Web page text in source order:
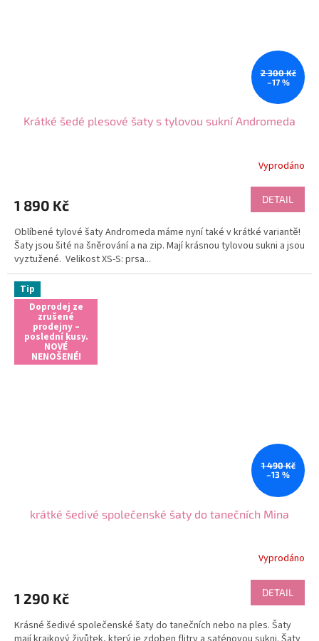
2 300 Kč
–17 %
Krátké šedé plesové šaty s tylovou sukní Andromeda
Vyprodáno
1 890 Kč DETAIL
Oblíbené tylové šaty Andromeda máme nyní také v krátké variantě!
Šaty jsou šité na šněrování a na zip. Mají krásnou tylovou sukni a jsou
vyztužené. Velikost XS-S: prsa...
Tip
Doprodej ze
zrušené
prodejny –
poslední kusy.
NOVÉ
NENOŠENÉ!
1 490 Kč
–13 %
krátké šedivé společenské šaty do tanečních Mina
Vyprodáno
1 290 Kč DETAIL
Krásné šedivé společenské šaty do tanečních nebo na ples. Šaty